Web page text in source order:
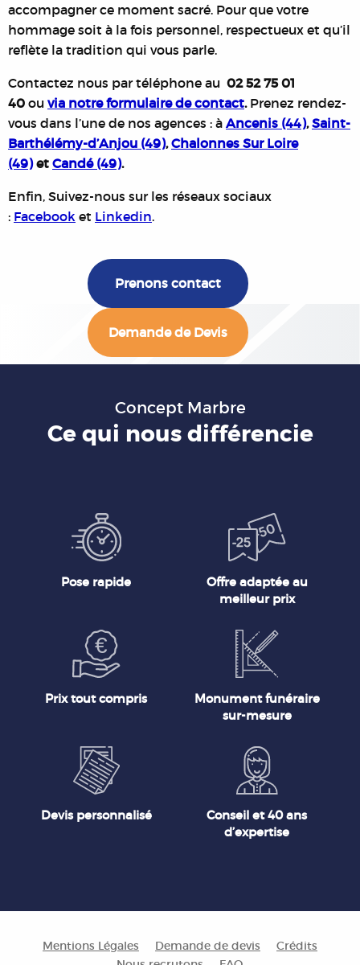
accompagner ce moment sacré. Pour que votre
hommage soit à la fois personnel, respectueux et qu’il
reflète la tradition qui vous parle.
Contactez nous par téléphone au 02 52 75 01
40 ou via notre formulaire de contact. Prenez rendez-
vous dans l’une de nos agences : à Ancenis (44),Saint-
Barthélémy-d’Anjou (49),Chalonnes Sur Loire
(49)et Candé (49).
Enfin, Suivez-nous sur les réseaux sociaux
: Facebook et Linkedin.
Prenons contact
Demande de Devis
Concept Marbre
Ce qui nous différencie
Pose rapide
Offre adaptée au
meilleur prix
Prix tout compris
Monument funéraire
sur-mesure
Devis personnalisé
Conseil et 40 ans
d’expertise
Mentions Légales Demande de devis
Crédits